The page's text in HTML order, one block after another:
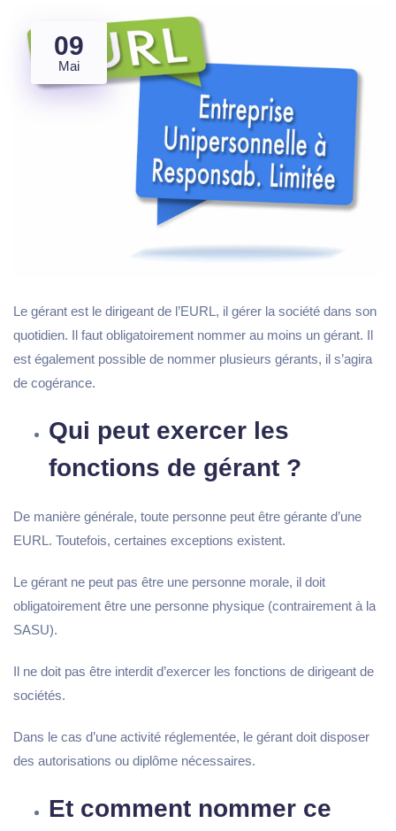
09
Mai
Le gérant est le dirigeant de l’EURL, il gérer la société dans son
quotidien. Il faut obligatoirement nommer au moins un gérant. Il
est également possible de nommer plusieurs gérants, il s’agira
de cogérance.
Qui peut exercer les
fonctions de gérant ?
De manière générale, toute personne peut être gérante d’une
EURL. Toutefois, certaines exceptions existent.
Le gérant ne peut pas être une personne morale, il doit
obligatoirement être une personne physique (contrairement à la
SASU).
Il ne doit pas être interdit d’exercer les fonctions de dirigeant de
sociétés.
Dans le cas d’une activité réglementée, le gérant doit disposer
des autorisations ou diplôme nécessaires.
Et comment nommer ce